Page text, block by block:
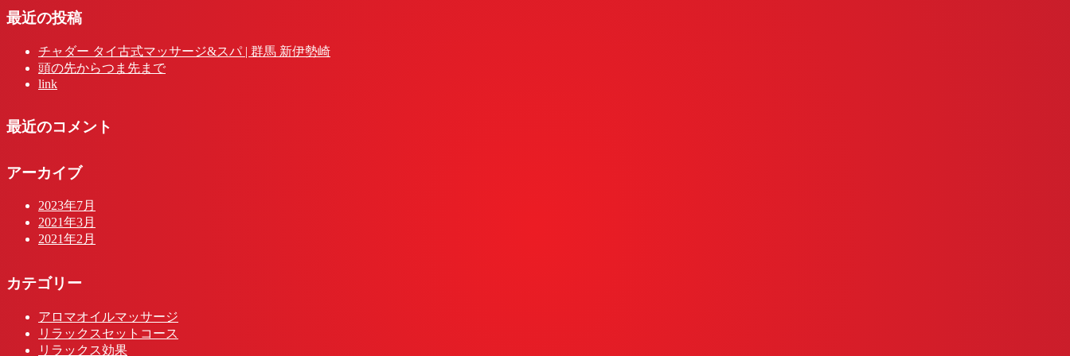
最近の投稿
チャダー タイ古式マッサージ&スパ | 群馬 新伊勢崎
頭の先からつま先まで
link
最近のコメント
アーカイブ
2023年7月
2021年3月
2021年2月
カテゴリー
アロマオイルマッサージ
リラックスセットコース
リラックス効果